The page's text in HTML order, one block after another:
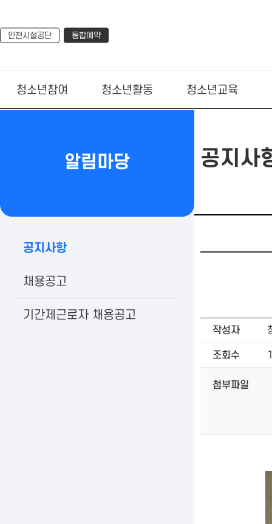
인천시설공단 통합예약
청소년참여 청소년활동 청소년교육
알림마당
공지사항
채용공고
기간제근로자 채용공고
공지사
작성자
조회수
첨부파일